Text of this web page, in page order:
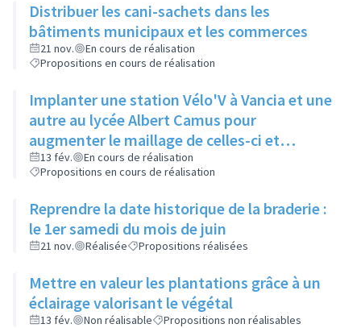
Distribuer les cani-sachets dans les
bâtiments municipaux et les commerces
21 nov.
En cours de réalisation
Propositions en cours de réalisation
Implanter une station Vélo'V à Vancia et une
autre au lycée Albert Camus pour
augmenter le maillage de celles-ci et
compenser le manque de bus à Vancia
notamment
13 fév.
En cours de réalisation
Propositions en cours de réalisation
Reprendre la date historique de la braderie :
le 1er samedi du mois de juin
21 nov. Réalisée Propositions réalisées
Mettre en valeur les plantations grâce à un
éclairage valorisant le végétal
13 fév. Non réalisable Propositions non réalisables